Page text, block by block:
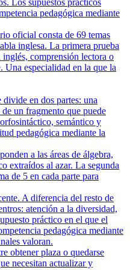
Los supuestos prácticos
pedagógica mediante
oficial consta de 69 temas
inglesa. La primera prueba
comprensión lectora o
Una especialidad en la que la
en dos partes: una
un fragmento que puede
semántico y
pedagógica mediante la
a las áreas de álgebra,
extraídos al azar. La segunda
de 5 en cada parte para
A diferencia del resto de
atención a la diversidad,
práctico en el que el
pedagógica mediante
valoran.
obtener plaza o quedarse
necesitan actualizar y